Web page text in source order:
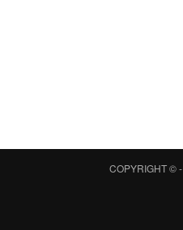
COPYRIGHT © -